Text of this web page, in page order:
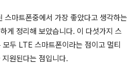
스마트폰중에서 가장 좋았다고 생각하는
게 정리해 보았습니다. 이 다섯가지 스
두 LTE 스마트폰이라는 점이고 멀티
원된다는 점입니다.